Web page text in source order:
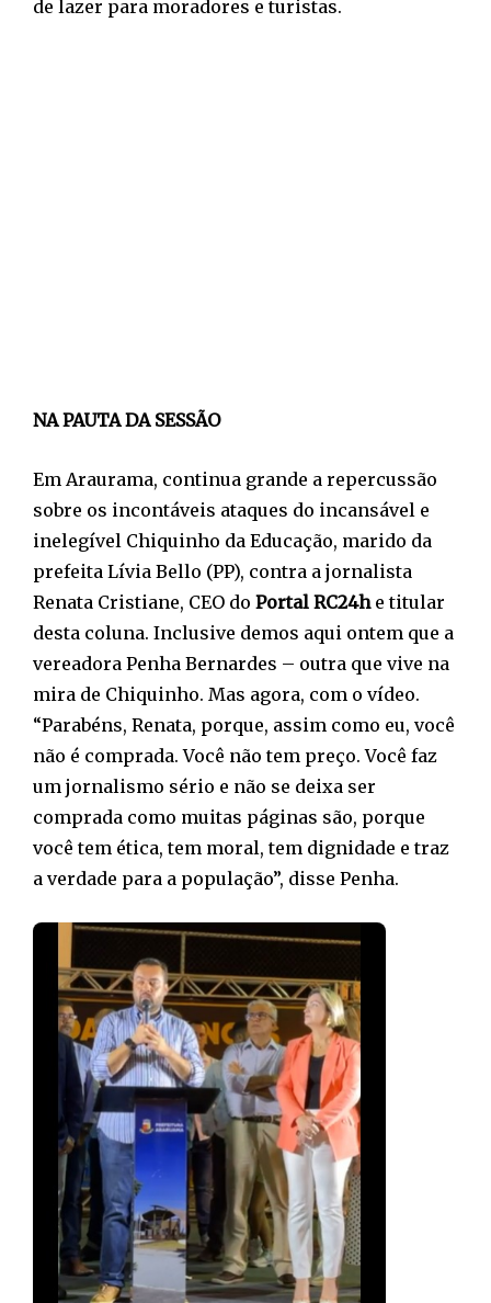
de lazer para moradores e turistas.
NA PAUTA DA SESSÃO
Em Araurama, continua grande a repercussão
sobre os incontáveis ataques do incansável e
inelegível Chiquinho da Educação, marido da
prefeita Lívia Bello (PP), contra a jornalista
Renata Cristiane, CEO do Portal RC24he titular
desta coluna. Inclusive demos aqui ontem que a
vereadora Penha Bernardes – outra que vive na
mira de Chiquinho. Mas agora, com o vídeo.
“Parabéns, Renata, porque, assim como eu, você
não é comprada. Você não tem preço. Você faz
um jornalismo sério e não se deixa ser
comprada como muitas páginas são, porque
você tem ética, tem moral, tem dignidade e traz
a verdade para a população”, disse Penha.